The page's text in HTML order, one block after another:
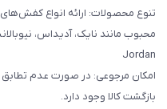
تنوع محصولات: ارائه انواع کفش‌های
محبوب مانند نایک، آدیداس،
Jordan
بازگشت کالا وجود دارد.